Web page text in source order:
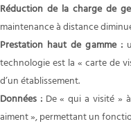
Réduction de la charge de
maintenance à distance
Prestation haut de gamme :
technologie est la « carte de
d’un établissement.
Données :De « qui a visité »
aiment », permettant un